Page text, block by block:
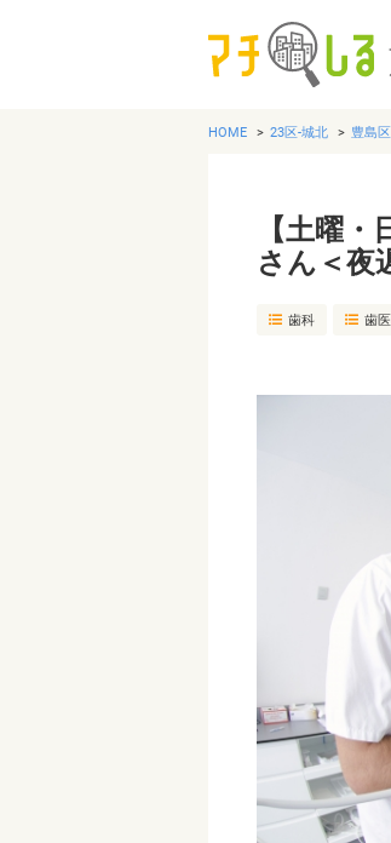
HOME 23区-城北 豊島区
【土曜
さん＜夜
歯科 歯